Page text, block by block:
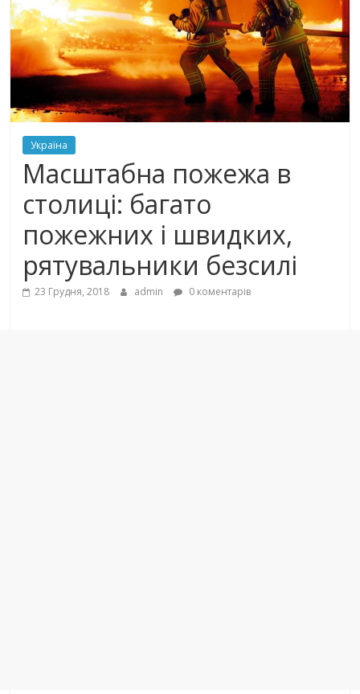
Україна
Масштабна пожежа в
столиці: багато
пожежних і швидких,
рятувальники безсилі
23 Грудня, 2018 admin 0 коментарів